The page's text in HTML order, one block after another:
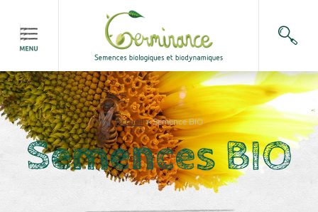
Accueil>Semence BIO
Semences BIO